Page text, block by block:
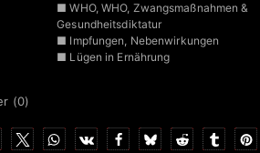
■ WHO, WHO, Zwangsmaßnahmen &
Gesundheitsdiktatur
■ Impfungen, Nebenwirkungen
■ Lügen in Ernährung
(0)